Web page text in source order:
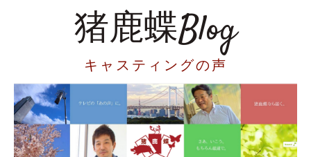
猪鹿蝶Blog
キャスティングの声